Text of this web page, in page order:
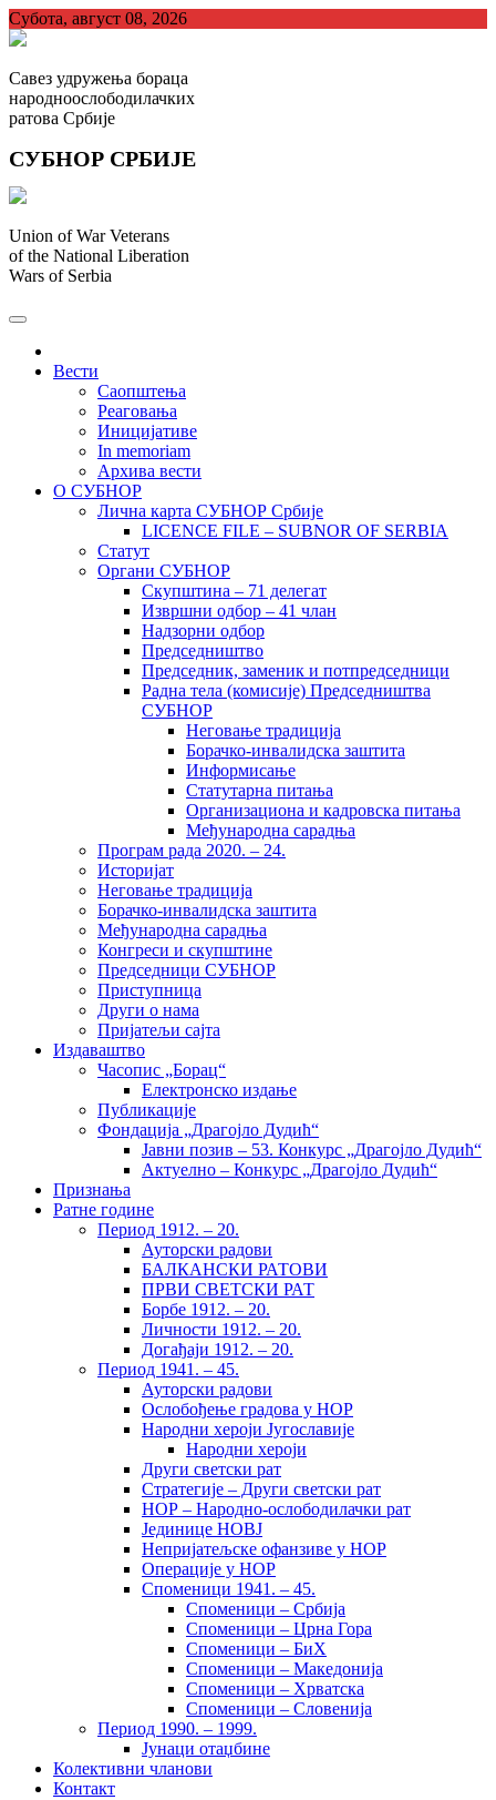
Skip
to
Субота, август 08, 2026
Савез удружења бораца
народноослободилачких
ратова Србије
СУБНОР СРБИЈЕ
Union of War Veterans
of the National Liberation
Wars of Serbia
Вести
Саопштења
Реаговања
Иницијативе
In memoriam
Архива вести
О СУБНОР
Лична карта СУБНОР Србије
LICENCE FILE – SUBNOR OF SERBIA
Статут
Органи СУБНОР
Скупштина – 71 делегат
Извршни одбор – 41 члан
Надзорни одбор
Председништво
Председник, заменик и потпредседници
Радна тела (комисије) Председништва
СУБНОР
Неговање традиција
Борачко-инвалидска заштита
Информисање
Статутарна питања
Организациона и кадровска питања
Међународна сарадња
Програм рада 2020. – 24.
Историјат
Неговање традиција
Борачко-инвалидска заштита
Међународна сарадња
Конгреси и скупштине
Председници СУБНОР
Приступница
Други о нама
Пријатељи сајта
Издаваштво
Часопис „Борац“
Електронско издање
Публикације
Фондација „Драгојло Дудић“
Јавни позив – 53. Конкурс „Драгојло Дудић“
Актуелно – Конкурс „Драгојло Дудић“
Признања
Ратне године
Период 1912. – 20.
Ауторски радови
БАЛКАНСКИ РАТОВИ
ПРВИ СВЕТСКИ РАТ
Борбе 1912. – 20.
Личности 1912. – 20.
Догађаји 1912. – 20.
Период 1941. – 45.
Ауторски радови
Ослобођење градова у НОР
Народни хероји Југославије
Народни хероји
Други светски рат
Стратегије – Други светски рат
НОР – Народно-ослободилачки рат
Јединице НОВЈ
Непријатељске офанзиве у НОР
Операције у НОР
Споменици 1941. – 45.
Споменици – Србија
Споменици – Црна Гора
Споменици – БиХ
Споменици – Македонија
Споменици – Хрватска
Споменици – Словенија
Период 1990. – 1999.
Јунаци отаџбине
Колективни чланови
Контакт